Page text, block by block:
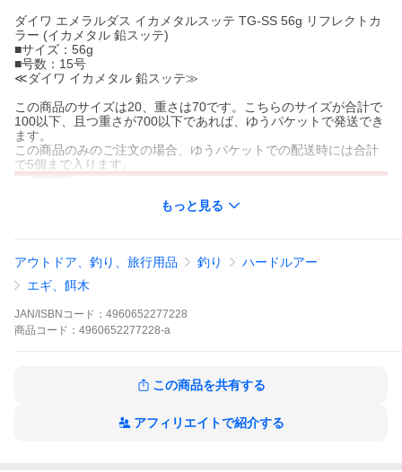
ダイワ エメラルダス イカメタルスッテ TG-SS 56g リフレクトカ
ラー (イカメタル 鉛スッテ)
■サイズ：56g
■号数：15号
≪ダイワ イカメタル 鉛スッテ≫
この商品のサイズは20、重さは70です。こちらのサイズが合計で
100以下、且つ重さが700以下であれば、ゆうパケットで発送でき
ます。
この商品のみのご注文の場合、ゆうパケットでの配送時には合計
で5個まで入ります。
もっと見る
アウトドア、釣り、旅行用品 釣り
ハードルアー
エギ、餌木
JAN/ISBNコード： 4960652277228
商品 コード： 4960652277228-a
この商品を共有する
アフィリエイトで紹介する